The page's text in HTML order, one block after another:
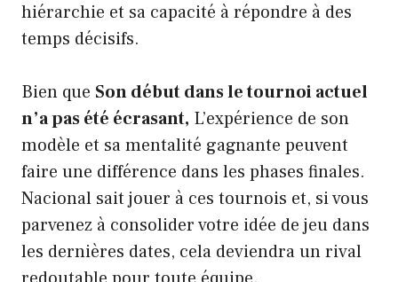
hiérarchie et sa capacité à répondre à des
temps décisifs.
Bien que Son début dans le tournoi actuel
n’a pas été écrasant, L’expérience de son
modèle et sa mentalité gagnante peuvent
faire une différence dans les phases finales.
Nacional sait jouer à ces tournois et, si vous
parvenez à consolider votre idée de jeu dans
les dernières dates, cela deviendra un rival